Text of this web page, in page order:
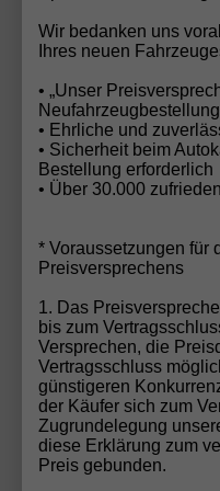
Als technologisch
konsequent
modernen
Hybridmodellen und
die Mobilität von
Alltagstauglichkeit zu
Hyundai als
clever sparen
Hyundai Fahrzeuge
besonders attraktiv.
deutlichen
deutschen UVP
identischer
Wir bedanken uns
Ihres neuen
• „Unser
• Ehrliche und
• Sicherheit beim
Bestellung erforderlich
• Über 30.000
* Voraussetzungen für
Preisversprechens
1. Das
bis zum
Versprechen, die
Vertragsschluss
günstigeren
der Käufer sich zum
Zugrundelegung
diese Erklärung zum
Preis gebunden.